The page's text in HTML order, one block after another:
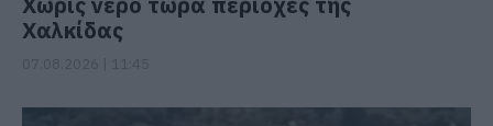
Χαλκίδας